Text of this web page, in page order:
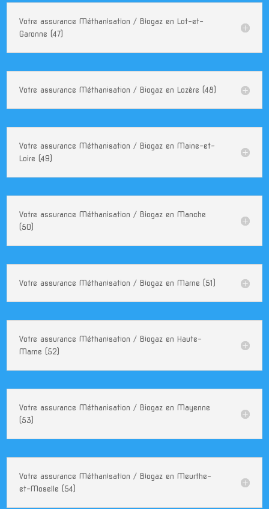
Votre assurance Méthanisation / Biogaz en Lot-et-
Garonne (47)
Votre assurance Méthanisation / Biogaz en Lozère (48)
Votre assurance Méthanisation / Biogaz en Maine-et-
Loire (49)
Votre assurance Méthanisation / Biogaz en Manche
(50)
Votre assurance Méthanisation / Biogaz en Marne (51)
Votre assurance Méthanisation / Biogaz en Haute-
Marne (52)
Votre assurance Méthanisation / Biogaz en Mayenne
(53)
Votre assurance Méthanisation / Biogaz en Meurthe-
et-Moselle (54)